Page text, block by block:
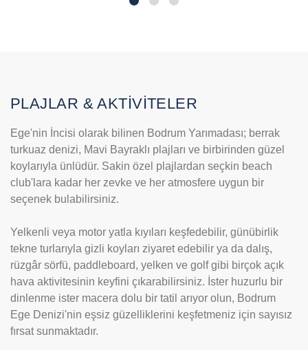
PLAJLAR & AKTİVİTELER
Ege'nin İncisi olarak bilinen Bodrum Yarımadası; berrak
turkuaz denizi, Mavi Bayraklı plajları ve birbirinden güzel
koylarıyla ünlüdür. Sakin özel plajlardan seçkin beach
club'lara kadar her zevke ve her atmosfere uygun bir
seçenek bulabilirsiniz.
Yelkenli veya motor yatla kıyıları keşfedebilir, günübirlik
tekne turlarıyla gizli koyları ziyaret edebilir ya da dalış,
rüzgâr sörfü, paddleboard, yelken ve golf gibi birçok açık
hava aktivitesinin keyfini çıkarabilirsiniz. İster huzurlu bir
dinlenme ister macera dolu bir tatil arıyor olun, Bodrum
Ege Denizi'nin eşsiz güzelliklerini keşfetmeniz için sayısız
fırsat sunmaktadır.